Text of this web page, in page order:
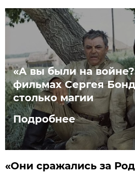
«А вы были на
фильмах Сергея
столько магии
Подробнее
«Они сражались за